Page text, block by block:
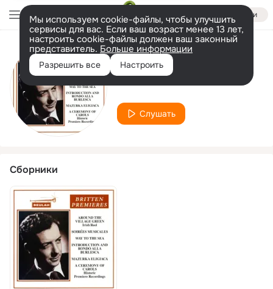
Войти
Мы используем cookie-файлы, чтобы улучшить
сервисы для вас. Если ваш возраст менее 13 лет,
настроить cookie-файлы должен ваш законный
представитель. Больше информации
Разрешить все Настроить
Исполнитель
Maira Korchinska
Слушать
Сборники